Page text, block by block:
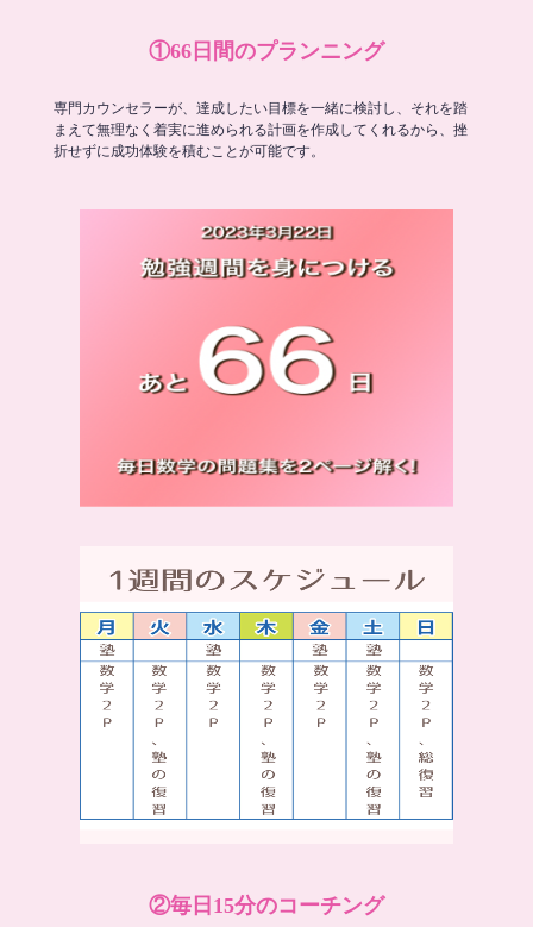
①66日間のプランニング
専門カウンセラーが、達成したい目標を一緒に検討し、それを踏
まえて無理なく着実に進められる計画を作成してくれるから、挫
折せずに成功体験を積むことが可能です。
②毎日15分のコーチング